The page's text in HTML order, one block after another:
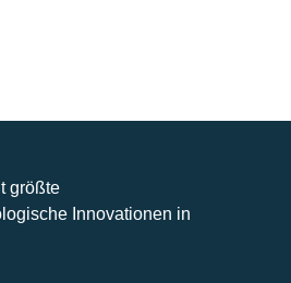
größte
Innovationen in